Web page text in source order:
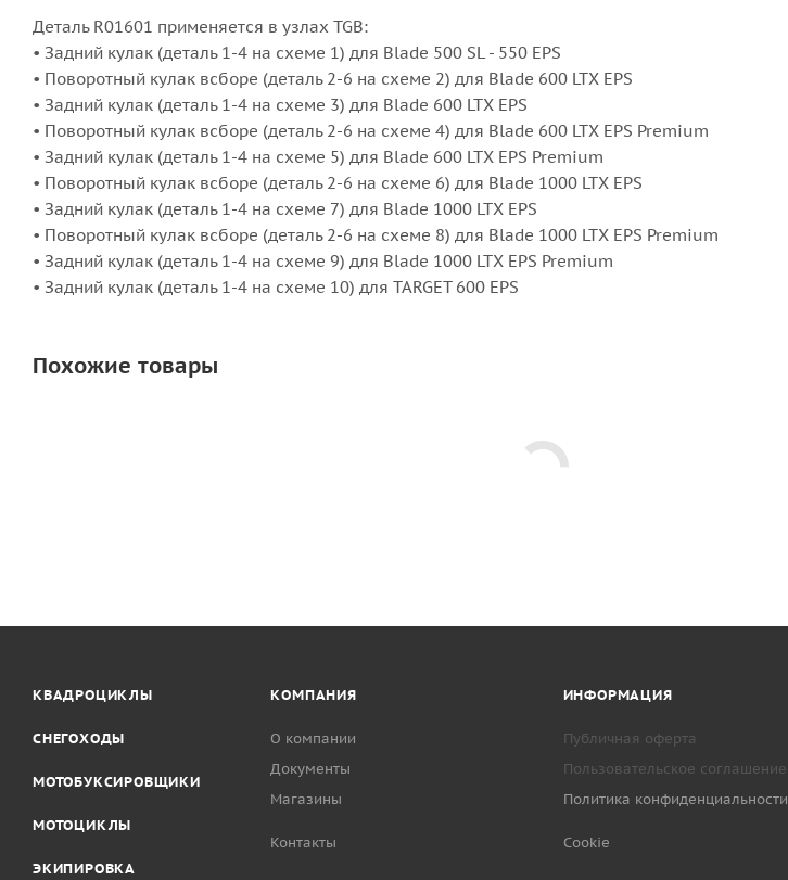
Деталь R01601 применяется в узлах TGB:
• Задний кулак (деталь 1-4 на схеме 1) для Blade 500 SL - 550 EPS
• Поворотный кулак всборе (деталь 2-6 на схеме 2) для Blade 600 LTX EPS
• Задний кулак (деталь 1-4 на схеме 3) для Blade 600 LTX EPS
• Поворотный кулак всборе (деталь 2-6 на схеме 4) для Blade 600 LTX EPS Premium
• Задний кулак (деталь 1-4 на схеме 5) для Blade 600 LTX EPS Premium
• Поворотный кулак всборе (деталь 2-6 на схеме 6) для Blade 1000 LTX EPS
• Задний кулак (деталь 1-4 на схеме 7) для Blade 1000 LTX EPS
• Поворотный кулак всборе (деталь 2-6 на схеме 8) для Blade 1000 LTX EPS Premium
• Задний кулак (деталь 1-4 на схеме 9) для Blade 1000 LTX EPS Premium
• Задний кулак (деталь 1-4 на схеме 10) для TARGET 600 EPS
Похожие товары
КВАДРОЦИКЛЫ
СНЕГОХОДЫ
МОТОБУКСИРОВЩИКИ
МОТОЦИКЛЫ
ЭКИПИРОВКА
КОМПАНИЯ
О компании
Документы
Магазины
Контакты
ИНФОРМАЦИЯ
Публичная оферта
Пользовательское соглашение
Политика конфиденциальности
Cookie